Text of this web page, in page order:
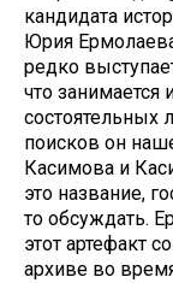
кандидата
Юрия
редко
что
состоятельных
поисков он
Касимова и
это название,
то обсуждать.
этот артефакт
архиве во